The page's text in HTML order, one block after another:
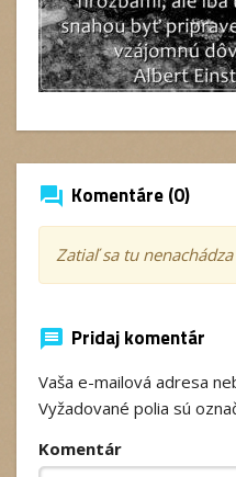
forum Komentáre (0)
Zatiaľ sa tu
message Pridaj komentár
Vaša e-mailová adresa
Vyžadované polia sú
Komentár